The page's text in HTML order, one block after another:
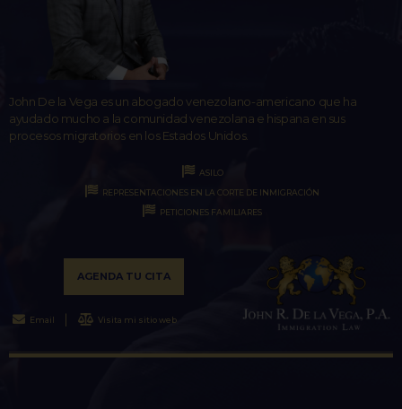
John De la Vega es un abogado venezolano-americano que ha
ayudado mucho a la comunidad venezolana e hispana en sus
procesos migratorios en los Estados Unidos.
ASILO
REPRESENTACIONES EN LA CORTE DE INMIGRACIÓN
PETICIONES FAMILIARES
AGENDA TU CITA
Email Visita mi sitio web